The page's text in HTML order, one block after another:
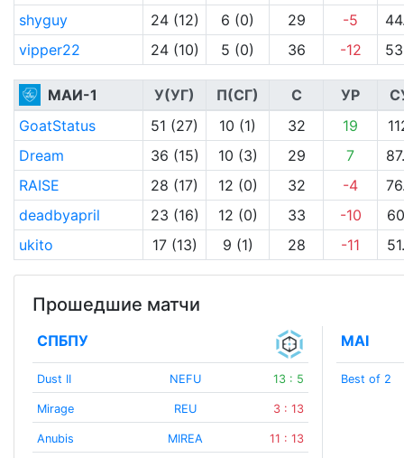
shyguy
24 (12) 6 (0) 29 -5
vipper22
24 (10) 5 (0) 36 -12
МАИ-1 У(УГ) П(СГ) С УР
GoatStatus
51 (27) 10 (1) 32 19
Dream
36 (15) 10 (3) 29 7
RAISE
28 (17) 12 (0) 32 -4
deadbyapril
23 (16) 12 (0) 33 -10
ukito
17 (13) 9 (1) 28 -11
Прошедшие матчи
СПБПУ
Dust II NEFU 13 : 5
Mirage REU 3 : 13
Anubis MIREA 11 : 13
MAI
Best of 2